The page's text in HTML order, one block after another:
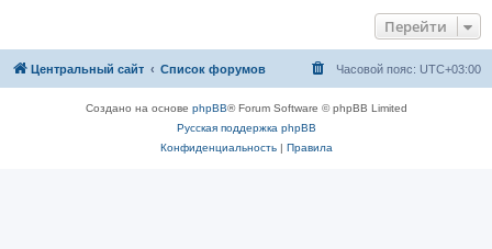
Перейти
Центральный сайт Список форумов Часовой пояс: UTC+03:00
Создано на основе phpBB® Forum Software © phpBB Limited
Русская поддержка phpBB
Конфиденциальность| Правила